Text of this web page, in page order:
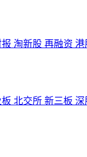
淘新股 再融资
北交所 新三板